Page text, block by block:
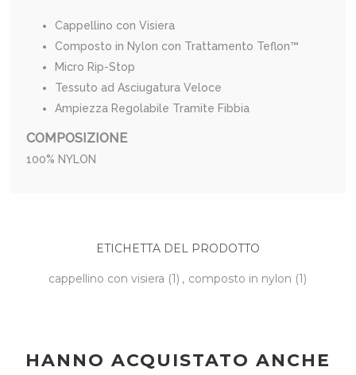
Cappellino con Visiera
Composto in Nylon con Trattamento Teflon™
Micro Rip-Stop
Tessuto ad Asciugatura Veloce
Ampiezza Regolabile Tramite Fibbia
COMPOSIZIONE
100% NYLON
ETICHETTA DEL PRODOTTO
cappellino con visiera (1) , composto in nylon (1)
HANNO ACQUISTATO ANCHE